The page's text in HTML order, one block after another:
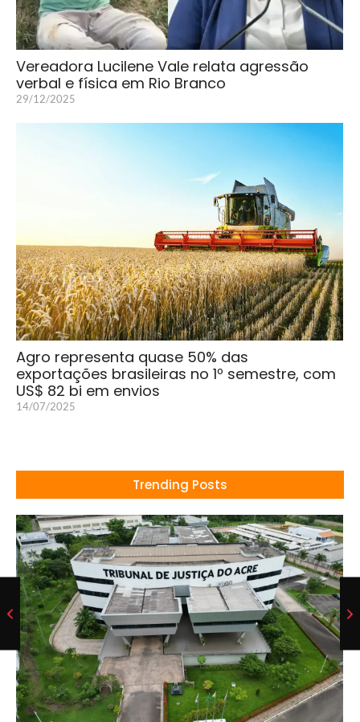
Vereadora Lucilene Vale relata agressão
verbal e física em Rio Branco
29/12/2025
Agro representa quase 50% das
exportações brasileiras no 1º semestre, com
US$ 82 bi em envios
14/07/2025
Trending Posts